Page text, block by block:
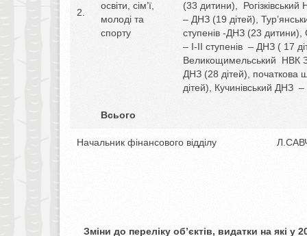
2.
освіти, сім’ї,
молоді та
спорту
(33 дитини), Рогізківський
– ДНЗ (19 дітей),
ступенів -ДНЗ (23
– І-ІІ ступенів – ДНЗ ( 17
Великощимельський НВК
ДНЗ (28 дітей), початкова
дітей), Кучинівський ДНЗ –
Всього
Начальник фінансового відділу
Зміни до переліку об’єктів, видатки на які